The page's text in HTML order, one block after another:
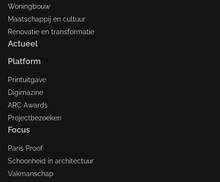
Woningbouw
Maatschappij en cultuur
Renovatie en transformatie
Actueel
Platform
Printuitgave
Digimazine
ARC Awards
Projectbezoeken
Focus
Paris Proof
Schoonheid in architectuur
Vakmanschap